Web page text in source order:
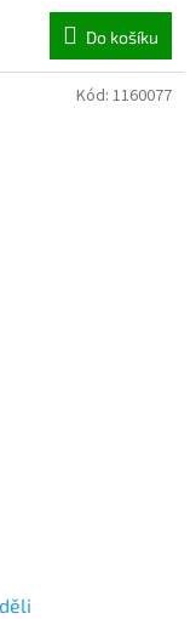
Do košíku
Kód: 1160077